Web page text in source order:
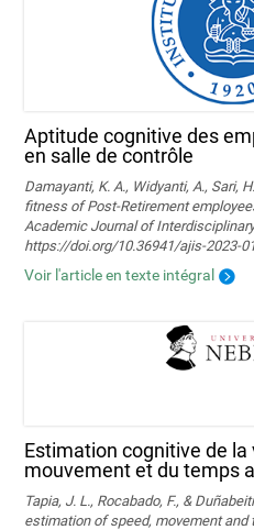
Aptitude cognitive des
en salle de contrôle
Damayanti, K. A., Widyanti, A., Sari,
fitness of Post-Retirement
Academic Journal of
https://doi.org/10.36941/ajis-2023-
Voir l'article en texte intégral
Estimation cognitive de la
mouvement et du temps
Tapia, J. L., Rocabado, F., &
estimation of speed, movement